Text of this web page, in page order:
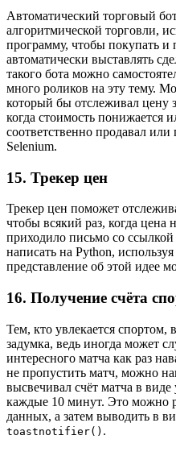
Автоматический торговый
алгоритмической торговли,
программу, чтобы покупать и
автоматически выставлять
такого бота можно
много роликов на эту тему.
который бы отслеживал цену
когда стоимость понижается
соответственно продавал
Selenium.
15. Трекер цен
Трекер цен поможет
чтобы всякий раз, когда цена
приходило письмо со
написать на Python,
представление об этой идее
16. Получение счёта
Тем, кто увлекается спортом,
задумка, ведь иногда может
интересного матча как раз
не пропустить матч, можно
высвечивал счёт матча в
каждые 10 минут. Это можно
данных, а затем выводить в
toastnotifier() .